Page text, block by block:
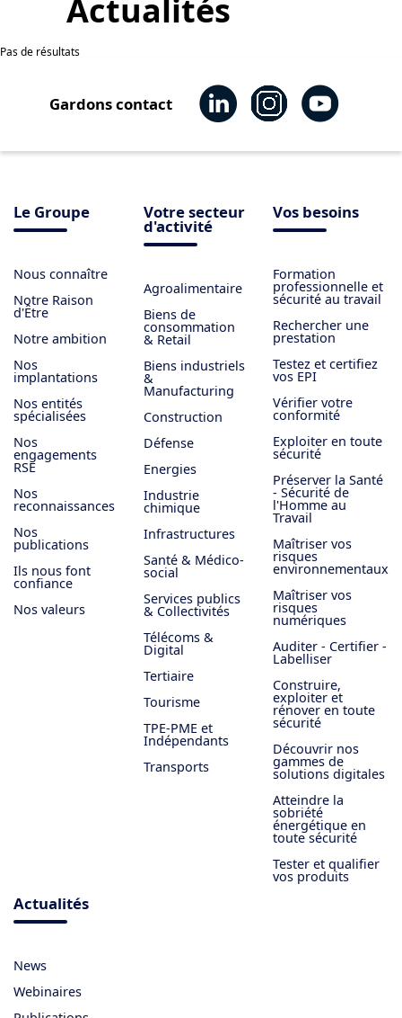
Actualités
Pas de résultats
Gardons contact
Le Groupe
Nous connaître
Notre Raison
d'Être
Notre ambition
Nos
implantations
Nos entités
spécialisées
Nos
engagements
RSE
Nos
reconnaissances
Nos
publications
Ils nous font
confiance
Nos valeurs
Votre secteur
d'activité
Agroalimentaire
Biens de
consommation
& Retail
Biens industriels
&
Manufacturing
Construction
Défense
Energies
Industrie
chimique
Infrastructures
Santé & Médico-
social
Services publics
& Collectivités
Télécoms &
Digital
Tertiaire
Tourisme
TPE-PME et
Indépendants
Transports
Vos besoins
Formation
professionnelle et
sécurité au travail
Rechercher une
prestation
Testez et certifiez
vos EPI
Vérifier votre
conformité
Exploiter en toute
sécurité
Préserver la Santé
- Sécurité de
l'Homme au
Travail
Maîtriser vos
risques
environnementaux
Maîtriser vos
risques
numériques
Auditer - Certifier -
Labelliser
Construire,
exploiter et
rénover en toute
sécurité
Découvrir nos
gammes de
solutions digitales
Atteindre la
sobriété
énergétique en
toute sécurité
Tester et qualifier
vos produits
Actualités
News
Webinaires